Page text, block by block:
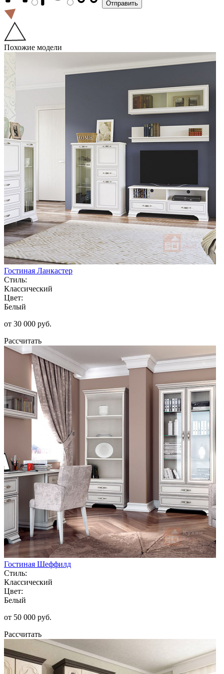
Похожие модели
Гостиная Ланкастер
Стиль:
Классический
Цвет:
Белый
от 30 000 руб.
Рассчитать
Гостиная Шеффилд
Стиль:
Классический
Цвет:
Белый
от 50 000 руб.
Рассчитать